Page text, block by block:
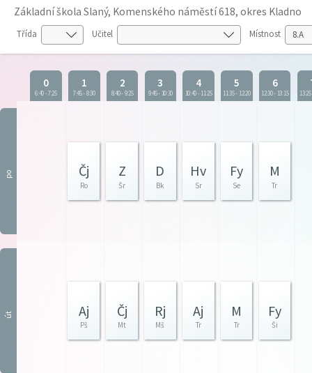
Základní škola Slaný, Komenského náměstí 618, okres Kladno
Třída Učitel Místnost
0
6:40-7:25
1
7:45-8:30
2
8:40-9:25
3
9:45- 10:30
4
10:40-11:25
5
11:35- 12:20
6
12:30- 13:15 13:25
po Čj
Ro
Z
Šr
D
Bk
Hv
Sr
Fy
Se
M
Tr
út Aj
Pš
Čj
Mt
Rj
Mš
Aj
Tr
M
Tr
Fy
Ši